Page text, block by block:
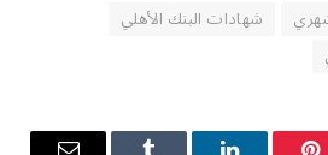
شهادات البنك الأهلي